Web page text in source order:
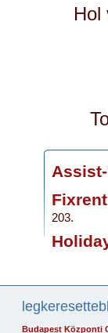
Hol
203.
Budapest Központi